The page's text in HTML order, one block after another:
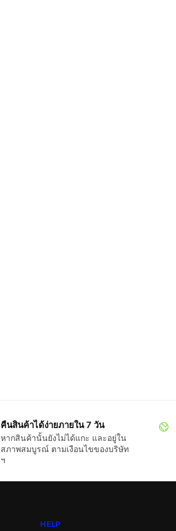
คืนสินค้าได้ง่ายภายใน 7 วัน
หากสินค้านั้นยังไม่ได้แกะ และอยู่ใน
สภาพสมบูรณ์ ตามเงือนไขของบริษัท
ฯ
HELP